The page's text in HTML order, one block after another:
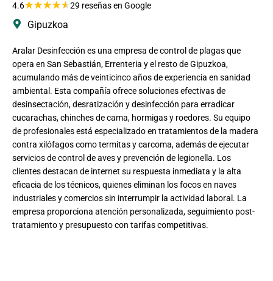
4.6★★★★★29 reseñas en Google
Gipuzkoa
Aralar Desinfección es una empresa de control de plagas que
opera en San Sebastián, Errenteria y el resto de Gipuzkoa,
acumulando más de veinticinco años de experiencia en sanidad
ambiental. Esta compañía ofrece soluciones efectivas de
desinsectación, desratización y desinfección para erradicar
cucarachas, chinches de cama, hormigas y roedores. Su equipo
de profesionales está especializado en tratamientos de la madera
contra xilófagos como termitas y carcoma, además de ejecutar
servicios de control de aves y prevención de legionella. Los
clientes destacan de internet su respuesta inmediata y la alta
eficacia de los técnicos, quienes eliminan los focos en naves
industriales y comercios sin interrumpir la actividad laboral. La
empresa proporciona atención personalizada, seguimiento post-
tratamiento y presupuesto con tarifas competitivas.